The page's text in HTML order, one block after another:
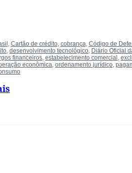
, Cartão de crédito, cobrança, Código de
, desenvolvimento tecnológico, Diário Oficial
financeiros, estabelecimento comercial ,
econômica, ordenamento jurídico,